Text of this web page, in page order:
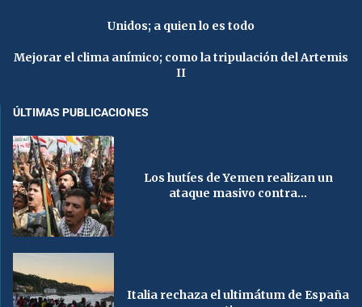
Unidos; a quien lo es todo
Mejorar el clima anímico; como la tripulación del Artemis
II
ÚLTIMAS PUBLICACIONES
Los hutíes de Yemen realizan un
ataque masivo contra...
Italia rechaza el ultimátum de España